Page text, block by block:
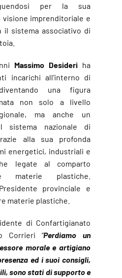
per la sua
visione imprenditoriale e
il sistema associativo di
Massimo Desideri ha
incarichi all’interno di
una figura
non solo a livello
ma anche un
sistema nazionale di
alla sua profonda
energetici, industriali e
legate al comparto
materie plastiche.
provinciale e
materie plastiche.
di Confartigianato
Corrieri“Perdiamo un
morale e artigiano
ed i suoi consigli,
sono stati di supporto e